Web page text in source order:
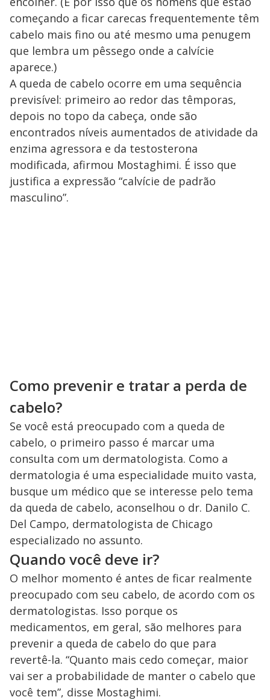
começando a ficar carecas frequentemente têm
cabelo mais fino ou até mesmo uma penugem
que lembra um pêssego onde a calvície
aparece.)
A queda de cabelo ocorre em uma sequência
previsível: primeiro ao redor das têmporas,
depois no topo da cabeça, onde são
encontrados níveis aumentados de atividade da
enzima agressora e da testosterona
modificada, afirmou Mostaghimi. É isso que
justifica a expressão “calvície de padrão
masculino”.
Como prevenir e tratar a perda de
cabelo?
Se você está preocupado com a queda de
cabelo, o primeiro passo é marcar uma
consulta com um dermatologista. Como a
dermatologia é uma especialidade muito vasta,
busque um médico que se interesse pelo tema
da queda de cabelo, aconselhou o dr. Danilo C.
Del Campo, dermatologista de Chicago
especializado no assunto.
Quando você deve ir?
O melhor momento é antes de ficar realmente
preocupado com seu cabelo, de acordo com os
dermatologistas. Isso porque os
medicamentos, em geral, são melhores para
prevenir a queda de cabelo do que para
revertê-la. “Quanto mais cedo começar, maior
vai ser a probabilidade de manter o cabelo que
você tem”, disse Mostaghimi.